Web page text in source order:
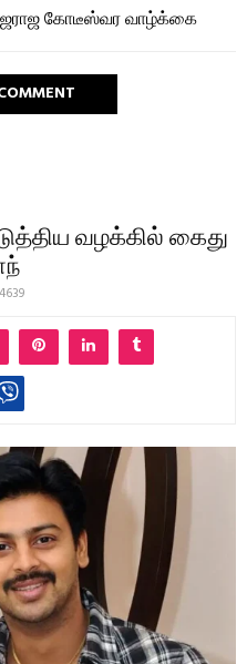
கோடீஸ்வர வாழ்க்கை
வழக்கில் கைது